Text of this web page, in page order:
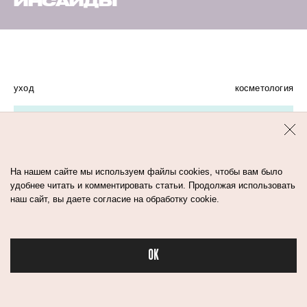
Бьюти в спорте
уход косметология
На нашем сайте мы используем файлы cookies, чтобы вам было
удобнее читать и комментировать статьи. Продолжая использовать
наш сайт, вы даете согласие на обработку cookie.
OK